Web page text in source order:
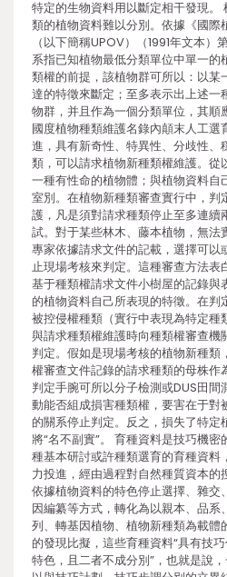
特定的生物資料用以斷定相干發現。
類的植物資料難以分別。依據《國際
（以下簡稱UPOV）（1991年文本
系指已知植物最低分類單位中單一
類權的前提，該植物群可所以：以
達的特徵來斷定；至多表示出上述
物群，并且作為一個分類單位，其
國度植物種類維護名錄內顛末人工選
進，具有新奇性、特異性、分歧性、
類，可以請求植物新種類權維護。從
一種有性命的植物體；與植物資料
室別。在植物新種類審查實行中，
護，凡是須對請求種類停止至多連續
試。對于某些林木、藤本植物，無法
專家依據請求文件的記載，選擇可
止現場考核來判定。這種審查方法表
基于種類權請求文件小樹屋的記錄
的植物資料自己所表現的特徵。在
被控侵權種類（實行中表現為特定種
與請求種類權維護時向種類權審查機
判定。假如是現場考核的植物新種
權審查文件記錄的請求種類的母株作
判定手腕可所以分子檢測或DUS田
動能否組成損害種類權，要害在于對
的關系停止判定。反之，損失了特定
將“名不副實”。 育種資料是技巧機
種基本研討或許種類選育的育種資
力投進，經由過程對自然種質資本
依據植物資料的特色停止選擇、雜
因編纂等方式，轉化為以親本、品
列、轉基因植物、植物新種類為載
的發現比擬，這些育種資料“具有技
特色，且二者不成分別”，也就是說